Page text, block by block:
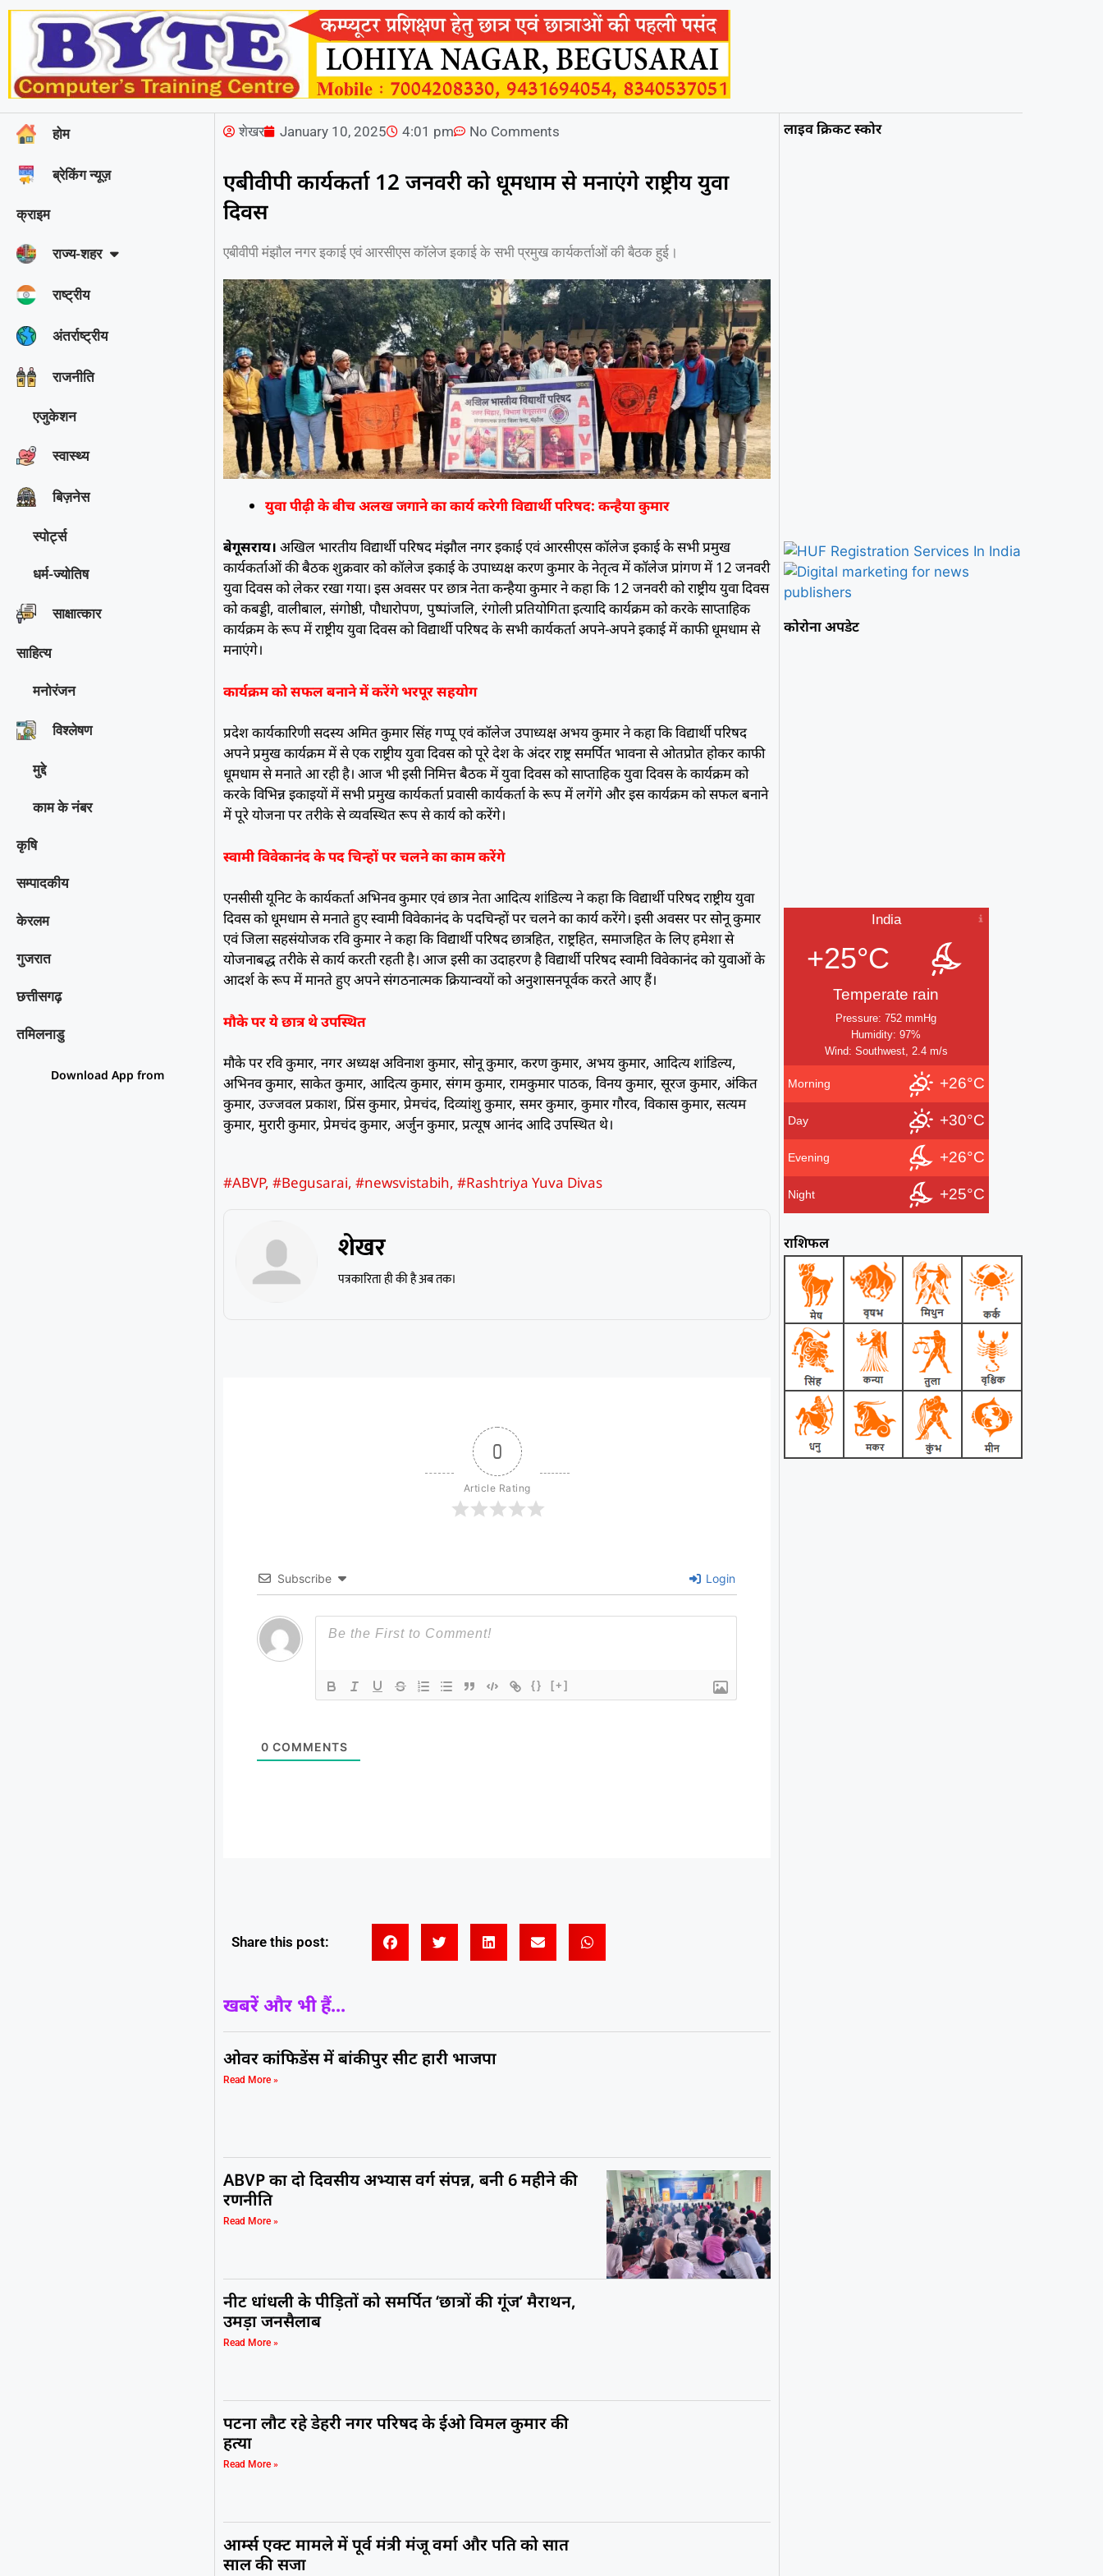
होम
ब्रेकिंग न्यूज़
क्राइम
राज्‍य-शहर
राष्ट्रीय
अंतर्राष्ट्रीय
राजनीति
एजुकेशन
स्वास्थ्य
बिज़नेस
स्पोर्ट्स
धर्म-ज्योतिष
साक्षात्‍कार
साहित्य
मनोरंजन
विश्‍लेषण
मुद्दे
काम के नंबर
कृषि
सम्पादकीय
केरलम
गुजरात
छत्तीसगढ़
तमिलनाडु
Download App from
शेखर January 10, 2025 4:01 pm No Comments
एबीवीपी कार्यकर्ता 12 जनवरी को धूमधाम से मनाएंगे राष्ट्रीय युवा
दिवस
एबीवीपी मंझौल नगर इकाई एवं आरसीएस कॉलेज इकाई के सभी प्रमुख कार्यकर्ताओं की बैठक हुई।
युवा पीढ़ी के बीच अलख जगाने का कार्य करेगी विद्यार्थी परिषद: कन्हैया कुमार
बेगूसराय।अखिल भारतीय विद्यार्थी परिषद मंझौल नगर इकाई एवं आरसीएस कॉलेज इकाई के सभी प्रमुख
कार्यकर्ताओं की बैठक शुक्रवार को कॉलेज इकाई के उपाध्यक्ष करण कुमार के नेतृत्व में कॉलेज प्रांगण में 12 जनवरी
युवा दिवस को लेकर रखा गया। इस अवसर पर छात्र नेता कन्हैया कुमार ने कहा कि 12 जनवरी को राष्ट्रीय युवा दिवस
को कबड्डी, वालीबाल, संगोष्ठी, पौधारोपण, पुष्पांजलि, रंगोली प्रतियोगिता इत्यादि कार्यक्रम को करके साप्ताहिक
कार्यक्रम के रूप में राष्ट्रीय युवा दिवस को विद्यार्थी परिषद के सभी कार्यकर्ता अपने-अपने इकाई में काफी धूमधाम से
मनाएंगे।
कार्यक्रम को सफल बनाने में करेंगे भरपूर सहयोग
प्रदेश कार्यकारिणी सदस्य अमित कुमार सिंह गप्पू एवं कॉलेज उपाध्यक्ष अभय कुमार ने कहा कि विद्यार्थी परिषद
अपने प्रमुख कार्यक्रम में से एक राष्ट्रीय युवा दिवस को पूरे देश के अंदर राष्ट्र समर्पित भावना से ओतप्रोत होकर काफी
धूमधाम से मनाते आ रही है। आज भी इसी निमित्त बैठक में युवा दिवस को साप्ताहिक युवा दिवस के कार्यक्रम को
करके विभिन्न इकाइयों में सभी प्रमुख कार्यकर्ता प्रवासी कार्यकर्ता के रूप में लगेंगे और इस कार्यक्रम को सफल बनाने
में पूरे योजना पर तरीके से व्यवस्थित रूप से कार्य को करेंगे।
स्वामी विवेकानंद के पद चिन्हों पर चलने का काम करेंगे
एनसीसी यूनिट के कार्यकर्ता अभिनव कुमार एवं छात्र नेता आदित्य शांडिल्य ने कहा कि विद्यार्थी परिषद राष्ट्रीय युवा
दिवस को धूमधाम से मनाते हुए स्वामी विवेकानंद के पदचिन्हों पर चलने का कार्य करेंगे। इसी अवसर पर सोनू कुमार
एवं जिला सहसंयोजक रवि कुमार ने कहा कि विद्यार्थी परिषद छात्रहित, राष्ट्रहित, समाजहित के लिए हमेशा से
योजनाबद्ध तरीके से कार्य करती रहती है। आज इसी का उदाहरण है विद्यार्थी परिषद स्वामी विवेकानंद को युवाओं के
आदर्श के रूप में मानते हुए अपने संगठनात्मक क्रियान्वयों को अनुशासनपूर्वक करते आए हैं।
मौके पर ये छात्र थे उपस्थित
मौके पर रवि कुमार, नगर अध्यक्ष अविनाश कुमार, सोनू कुमार, करण कुमार, अभय कुमार, आदित्य शांडिल्य,
अभिनव कुमार, साकेत कुमार, आदित्य कुमार, संगम कुमार, रामकुमार पाठक, विनय कुमार, सूरज कुमार, अंकित
कुमार, उज्जवल प्रकाश, प्रिंस कुमार, प्रेमचंद, दिव्यांशु कुमार, समर कुमार, कुमार गौरव, विकास कुमार, सत्यम
कुमार, मुरारी कुमार, प्रेमचंद कुमार, अर्जुन कुमार, प्रत्यूष आनंद आदि उपस्थित थे।
#ABVP,#Begusarai,#newsvistabih,#Rashtriya Yuva Divas
शेखर
पत्रकारिता ही की है अब तक।
0
Article Rating
Subscribe Login
{} [+]
0 COMMENTS
Share this post:
खबरें और भी हैं...
ओवर कांफिडेंस में बांकीपुर सीट हारी भाजपा
Read More »
ABVP का दो दिवसीय अभ्यास वर्ग संपन्न, बनी 6 महीने की
रणनीति
Read More »
नीट धांधली के पीड़ितों को समर्पित ‘छात्रों की गूंज’ मैराथन,
उमड़ा जनसैलाब
Read More »
पटना लौट रहे डेहरी नगर परिषद के ईओ विमल कुमार की
हत्या
Read More »
आर्म्स एक्ट मामले में पूर्व मंत्री मंजू वर्मा और पति को सात
साल की सजा
लाइव क्रिकट स्कोर
कोरोना अपडेट
India
+25°C
Temperate rain
Pressure: 752 mmHg
Humidity: 97%
Wind: Southwest, 2.4 m/s
Morning +26°C
Day +30°C
Evening +26°C
Night +25°C
राशिफल